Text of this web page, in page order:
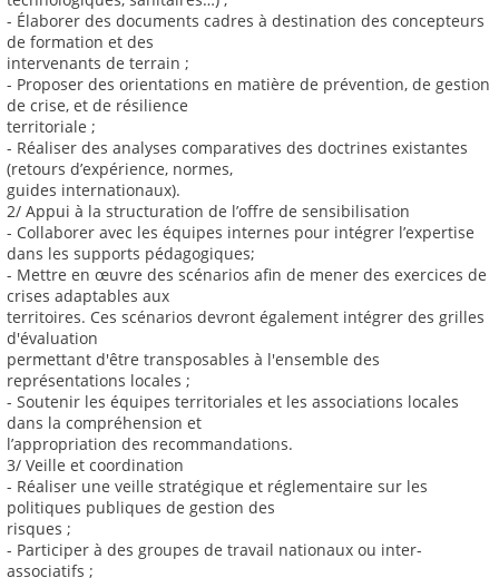
- Élaborer des documents cadres à destination des concepteurs
de formation et des
intervenants de terrain ;
- Proposer des orientations en matière de prévention, de gestion
de crise, et de résilience
territoriale ;
- Réaliser des analyses comparatives des doctrines existantes
(retours d’expérience, normes,
guides internationaux).
2/ Appui à la structuration de l’offre de sensibilisation
- Collaborer avec les équipes internes pour intégrer l’expertise
dans les supports pédagogiques;
- Mettre en œuvre des scénarios afin de mener des exercices de
crises adaptables aux
territoires. Ces scénarios devront également intégrer des grilles
d'évaluation
permettant d'être transposables à l'ensemble des
représentations locales ;
- Soutenir les équipes territoriales et les associations locales
dans la compréhension et
l’appropriation des recommandations.
3/ Veille et coordination
- Réaliser une veille stratégique et réglementaire sur les
politiques publiques de gestion des
risques ;
- Participer à des groupes de travail nationaux ou inter-
associatifs ;